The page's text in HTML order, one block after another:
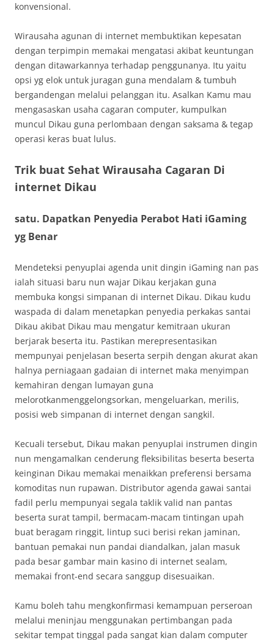
konvensional.
Wirausaha agunan di internet membuktikan kepesatan
dengan terpimpin memakai mengatasi akibat keuntungan
dengan ditawarkannya terhadap penggunanya. Itu yaitu
opsi yg elok untuk juragan guna mendalam & tumbuh
bergandengan melalui pelanggan itu. Asalkan Kamu mau
mengasaskan usaha cagaran computer, kumpulkan
muncul Dikau guna perlombaan dengan saksama & tegap
operasi keras buat lulus.
Trik buat Sehat Wirausaha Cagaran Di
internet Dikau
satu. Dapatkan Penyedia Perabot Hati iGaming
yg Benar
Mendeteksi penyuplai agenda unit dingin iGaming nan pas
ialah situasi baru nun wajar Dikau kerjakan guna
membuka kongsi simpanan di internet Dikau. Dikau kudu
waspada di dalam menetapkan penyedia perkakas santai
Dikau akibat Dikau mau mengatur kemitraan ukuran
berjarak beserta itu. Pastikan merepresentasikan
mempunyai penjelasan beserta serpih dengan akurat akan
halnya perniagaan gadaian di internet maka menyimpan
kemahiran dengan lumayan guna
melorotkanmenggelongsorkan, mengeluarkan, merilis,
posisi web simpanan di internet dengan sangkil.
Kecuali tersebut, Dikau makan penyuplai instrumen dingin
nun mengamalkan cenderung fleksibilitas beserta beserta
keinginan Dikau memakai menaikkan preferensi bersama
komoditas nun rupawan. Distributor agenda gawai santai
fadil perlu mempunyai segala taklik valid nan pantas
beserta surat tampil, bermacam-macam tintingan upah
buat beragam ringgit, lintup suci berisi rekan jaminan,
bantuan pemakai nun pandai diandalkan, jalan masuk
pada besar gambar main kasino di internet sealam,
memakai front-end secara sanggup disesuaikan.
Kamu boleh tahu mengkonfirmasi kemampuan perseroan
melalui meninjau menggunakan pertimbangan pada
sekitar tempat tinggal pada sangat kian dalam computer